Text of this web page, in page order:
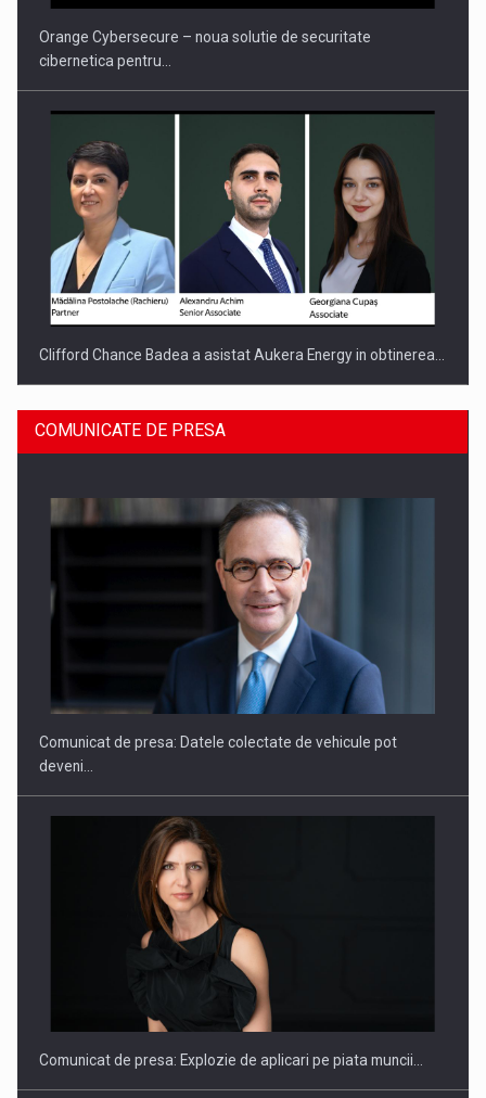
Orange Cybersecure – noua solutie de securitate
cibernetica pentru…
Clifford Chance Badea a asistat Aukera Energy in obtinerea…
SAPTE PERSONALITATI DIN MEDIUL DE AFACERI, ACADEMIC
Hard Enduro Piatra Craiului 2026, fueled by benzinariile RO…
COMUNICATE DE PRESA
Comunicat de presa: Datele colectate de vehicule pot
deveni…
Comunicat de presa: Explozie de aplicari pe piata muncii…